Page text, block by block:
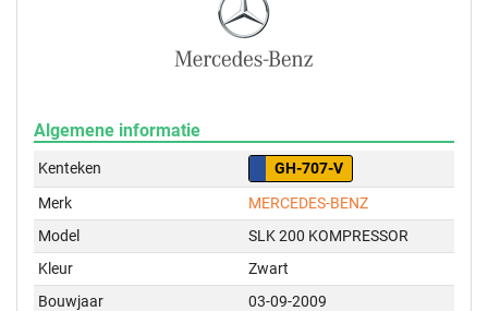
Algemene informatie
Kenteken
GH-707-V
Merk
MERCEDES-BENZ
Model
SLK 200 KOMPRESSOR
Kleur
Zwart
Bouwjaar
03-09-2009